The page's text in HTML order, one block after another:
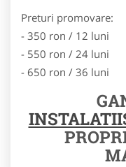
Preturi promovare:
- 350 ron / 12 luni
- 550 ron / 24 luni
- 650 ron / 36 luni